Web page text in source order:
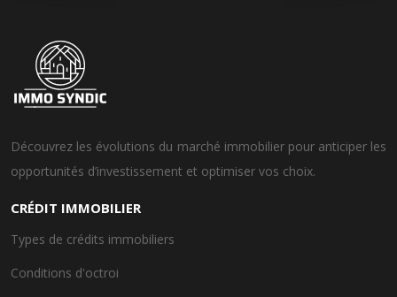
Découvrez les évolutions du marché immobilier pour anticiper les
opportunités d’investissement et optimiser vos choix.
CRÉDIT IMMOBILIER
Types de crédits immobiliers
Conditions d'octroi